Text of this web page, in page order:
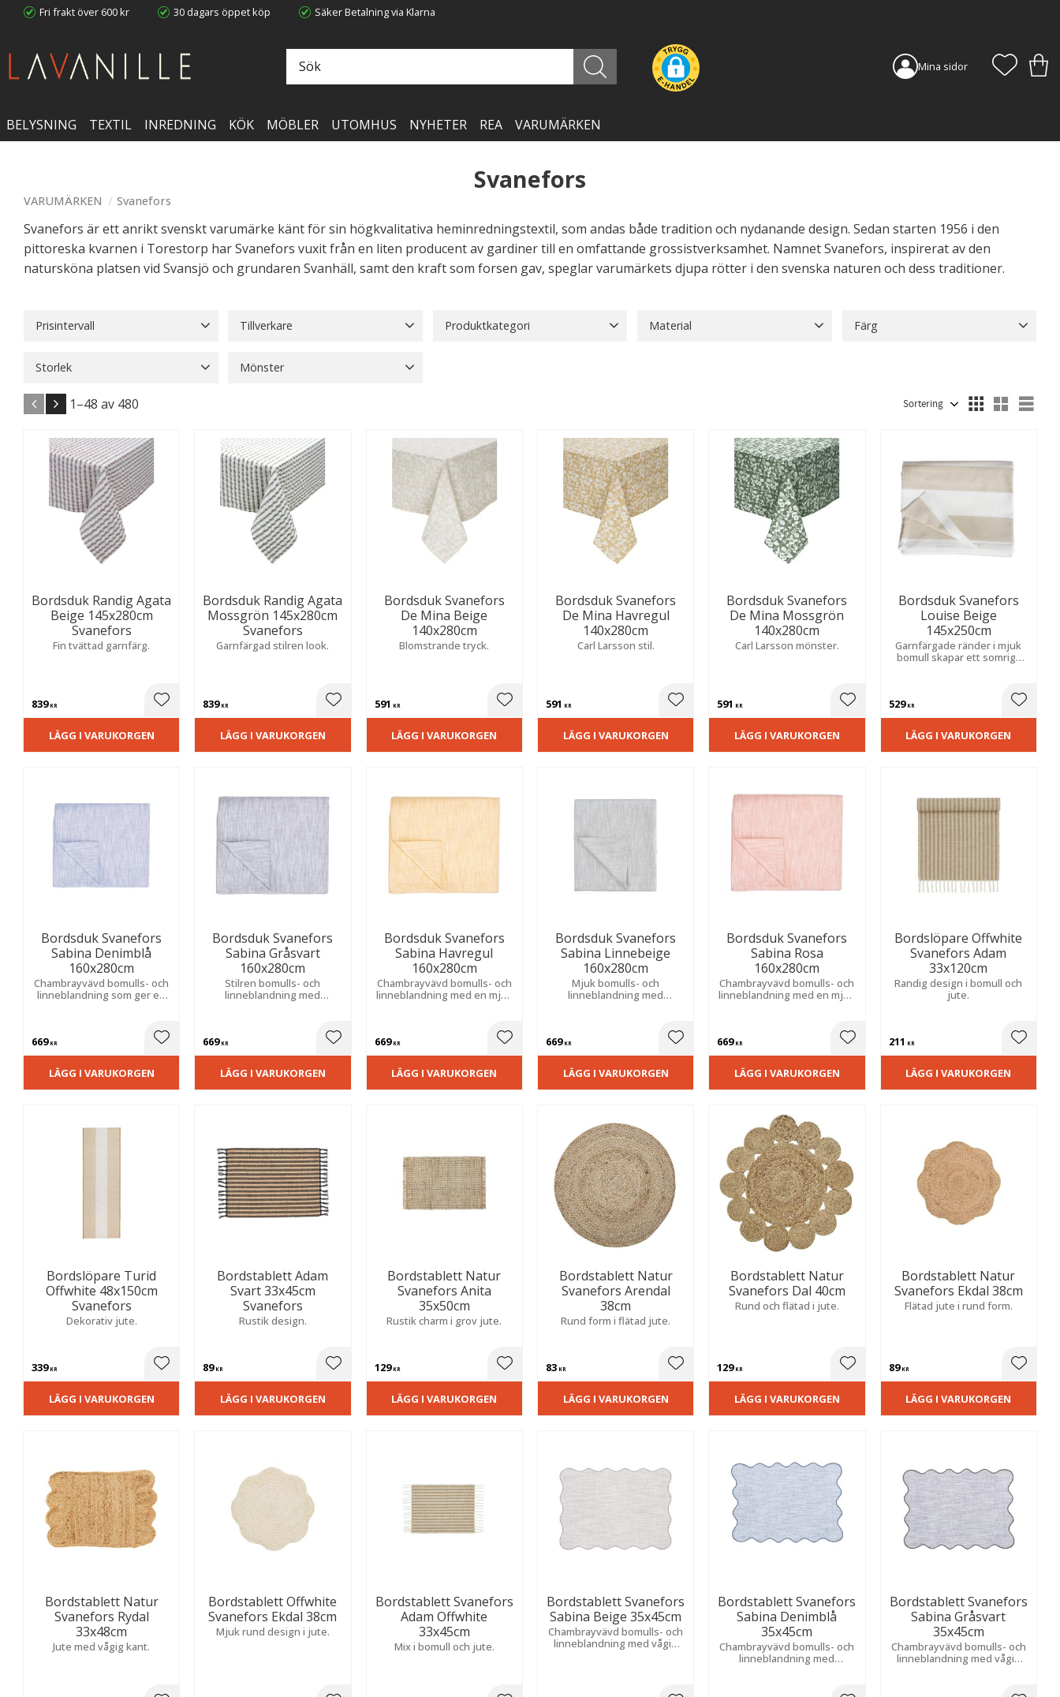
Fri frakt över 600 kr 30 dagars öppet köp Säker Betalning via Klarna
Mina sidor
BELYSNING TEXTIL INREDNING KÖK MÖBLER UTOMHUS NYHETER REA VARUMÄRKEN
Svanefors
VARUMÄRKEN Svanefors
Svanefors är ett anrikt svenskt varumärke känt för sin högkvalitativa heminredningstextil, som andas både tradition och nydanande design. Sedan starten 1956 i den
pittoreska kvarnen i Torestorp har Svanefors vuxit från en liten producent av gardiner till en omfattande grossistverksamhet. Namnet Svanefors, inspirerat av den
natursköna platsen vid Svansjö och grundaren Svanhäll, samt den kraft som forsen gav, speglar varumärkets djupa rötter i den svenska naturen och dess traditioner.
Prisintervall Tillverkare Produktkategori Material Färg
Storlek
100x90
120x90
Visa fler
Mönster
1–48 av 480
Bordsduk Randig Agata
Beige 145x280cm
Svanefors
Fin tvättad garnfärg.
839KR Lägg till i favoriter
LÄGG I VARUKORGEN
Bordsduk Randig Agata
Mossgrön 145x280cm
Svanefors
Garnfärgad stilren look.
839KR Lägg till i favoriter
LÄGG I VARUKORGEN
Bordsduk Svanefors
De Mina Beige
140x280cm
Blomstrande tryck.
591 KR Lägg till i favoriter
LÄGG I VARUKORGEN
Bordsduk Svanefors
De Mina Havregul
140x280cm
Carl Larsson stil.
591 KR Lägg till i favoriter
LÄGG I VARUKORGEN
Bordsduk Svanefors
De Mina Mossgrön
140x280cm
Carl Larsson mönster.
591 KR Lägg till i favoriter
LÄGG I VARUKORGEN
Bordsduk Svanefors
Louise Beige
145x250cm
Garnfärgade ränder i mjuk
bomull skapar ett somrigt
529KR Lägg
LÄGG I VARUKORGEN
Bordsduk Svanefors
Sabina Denimblå
160x280cm
Chambrayvävd bomulls- och
linneblandning som ger en
atmosfär till både vardagliga
och festliga måltider.
669KR Lägg till i favoriter
LÄGG I VARUKORGEN
Bordsduk Svanefors
Sabina Gråsvart
160x280cm
Stilren bomulls- och
linneblandning med
bra till vardagliga middagar
som till festliga tillfällen.
669KR Lägg till i favoriter
LÄGG I VARUKORGEN
Bordsduk Svanefors
Sabina Havregul
160x280cm
Chambrayvävd bomulls- och
linneblandning med en mjuk
atmosfär vid både vardag
669KR Lägg till i favoriter
LÄGG I VARUKORGEN
Bordsduk Svanefors
Sabina Linnebeige
160x280cm
Mjuk bomulls- och
linneblandning med
inbjudande atmosfär vid
669KR Lägg till i favoriter
LÄGG I VARUKORGEN
Bordsduk Svanefors
Sabina Rosa
160x280cm
Chambrayvävd bomulls- och
linneblandning med en mjuk
inbjudande atmosfär vid
både vardag och fest.
669KR Lägg till i favoriter
LÄGG I VARUKORGEN
Bordslöpare Offwhite
Svanefors Adam
33x120cm
Randig design i bomull och
jute.
211 KR Lägg
LÄGG I VARUKORGEN
Bordslöpare Turid
Offwhite 48x150cm
Svanefors
Dekorativ jute.
339KR Lägg till i favoriter
LÄGG I VARUKORGEN
Bordstablett Adam
Svart 33x45cm
Svanefors
Rustik design.
89KR Lägg till i favoriter
LÄGG I VARUKORGEN
Bordstablett Natur
Svanefors Anita
35x50cm
Rustik charm i grov jute.
129KR Lägg till i favoriter
LÄGG I VARUKORGEN
Bordstablett Natur
Svanefors Arendal
38cm
Rund form i flätad jute.
83KR Lägg till i favoriter
LÄGG I VARUKORGEN
Bordstablett Natur
Svanefors Dal 40cm
Rund och flätad i jute.
129KR Lägg till i favoriter
LÄGG I VARUKORGEN
Bordstablett Natur
Svanefors Ekdal 38cm
Flätad jute i rund form.
89KR Lägg
LÄGG I VARUKORGEN
Bordstablett Natur
Svanefors Rydal
33x48cm
Jute med vågig kant.
Bordstablett Offwhite
Svanefors Ekdal 38cm
Mjuk rund design i jute.
Bordstablett Svanefors
Adam Offwhite
33x45cm
Mix i bomull och jute.
Bordstablett Svanefors
Sabina Beige 35x45cm
Chambrayvävd bomulls- och
linneblandning med vågig
Bordstablett Svanefors
Sabina Denimblå
35x45cm
Chambrayvävd bomulls- och
linneblandning med
Bordstablett Svanefors
Sabina Gråsvart
35x45cm
Chambrayvävd bomulls- och
linneblandning med vågig